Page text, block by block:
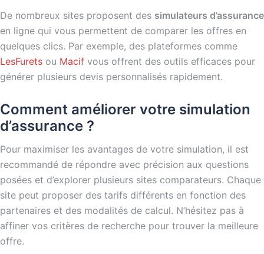
De nombreux sites proposent des simulateurs d’assurance
en ligne qui vous permettent de comparer les offres en
quelques clics. Par exemple, des plateformes comme
LesFurets ou Macif vous offrent des outils efficaces pour
générer plusieurs devis personnalisés rapidement.
Comment améliorer votre simulation
d’assurance ?
Pour maximiser les avantages de votre simulation, il est
recommandé de répondre avec précision aux questions
posées et d’explorer plusieurs sites comparateurs. Chaque
site peut proposer des tarifs différents en fonction des
partenaires et des modalités de calcul. N’hésitez pas à
affiner vos critères de recherche pour trouver la meilleure
offre.